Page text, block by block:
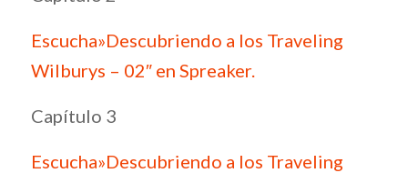
Escucha»Descubriendo a los Traveling
Wilburys – 02″ en Spreaker.
Capítulo 3
Escucha»Descubriendo a los Traveling